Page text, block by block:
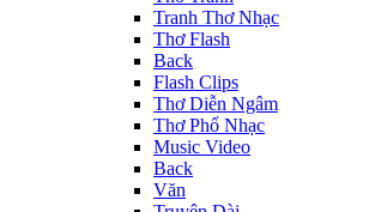
Tranh Thơ Nhạc
Thơ Flash
Back
Flash Clips
Thơ Diễn Ngâm
Thơ Phổ Nhạc
Music Video
Back
Văn